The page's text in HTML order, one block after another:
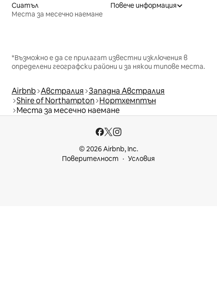
Сиатъл
Места за месечно наемане
Повече информация
*Възможно е да се прилагат известни изключения в
определени географски райони и за някои типове места.
Airbnb Австралия Западна Австралия
Shire of Northampton Нортхемптън
Места за месечно наемане
© 2026 Airbnb, Inc.
Поверителност
Условия